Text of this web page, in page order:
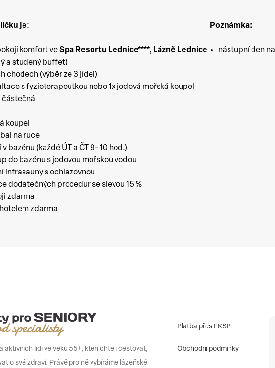
je:
komfort veSpa Resortu Lednice****, Lázně Lednice
a studený buffet)
chodech (výběr ze 3 jídel)
s fyzioterapeutkou nebo 1x jodová mořská koupel
částečná
koupel
na ruce
bazénu (každé ÚT a ČT 9- 10 hod.)
do bazénu s jodovou mořskou vodou
infrasauny s ochlazovnou
dodatečných procedur se slevou 15 %
zdarma
zdarma
Poznámka:
nástupní den
aktivních lidí ve věku 55+, kteří chtějí cestovat,
o své zdraví. Právě pro ně vybíráme lázeňské
Platba přes FKSP
Obchodní podmínky